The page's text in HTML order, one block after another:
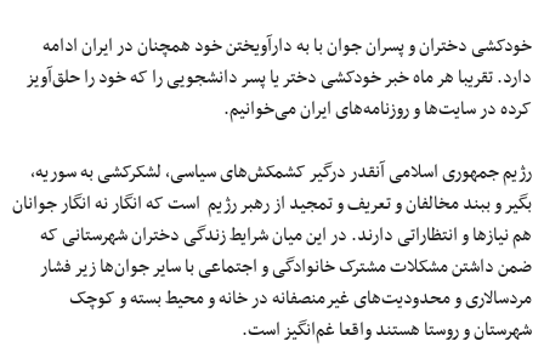
خودکشی دختران و پسران جوان با به دارآویختن خود همچنان در ایران ادامه
دارد. تقریبا هر ماه خبر خودکشی دختر یا پسر دانشجویی را که خود را حلق‌آویز
کرده در سایت‌ها و روزنامه‌های ایران می‌خوانیم.
رژیم جمهوری اسلامی آنقدر درگیر کشمکش‌های سیاسی، لشکرکشی به سوریه،
بگیر و ببند مخالفان و تعریف و تمجید از رهبر رژیم است که انگار نه انگار جوانان
هم نیازها و انتظاراتی دارند. در این میان شرایط زندگی دختران شهرستانی که
ضمن داشتن مشکلات مشترک خانوادگی و اجتماعی با سایر جوان‌ها زیر فشار
مردسالاری و محدودیت‌های غیرمنصفانه در خانه و محیط بسته و کوچک
شهرستان و روستا هستند واقعا غم‌انگیز است.